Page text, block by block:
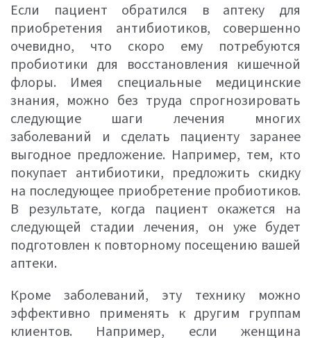
Если пациент обратился в аптеку для
приобретения антибиотиков, совершенно
очевидно, что скоро ему потребуются
пробиотики для восстановления кишечной
флоры. Имея специальные медицинские
знания, можно без труда спрогнозировать
следующие шаги лечения многих
заболеваний и сделать пациенту заранее
выгодное предложение. Например, тем, кто
покупает антибиотики, предложить скидку
на последующее приобретение пробиотиков.
В результате, когда пациент окажется на
следующей стадии лечения, он уже будет
подготовлен к повторному посещению вашей
аптеки.
Кроме заболеваний, эту технику можно
эффективно применять к другим группам
клиентов. Например, если женщина